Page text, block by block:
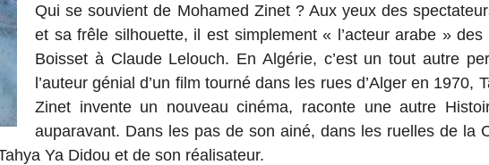
Qui se souvient de Mohamed Zinet ? Aux yeux des
et sa frêle silhouette, il est simplement « l’acteur arabe »
Boisset à Claude Lelouch. En Algérie, c’est un tout autre
l’auteur génial d’un film tourné dans les rues d’Alger en
Zinet invente un nouveau cinéma, raconte une autre
auparavant. Dans les pas de son ainé, dans les ruelles de la
Ya Didou et de son réalisateur.